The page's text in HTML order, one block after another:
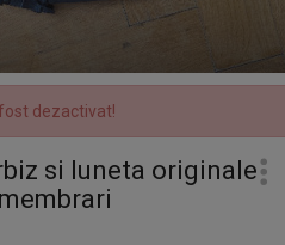
dezactivat!
si luneta originale